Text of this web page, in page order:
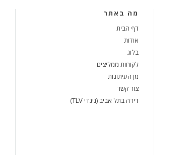
מה באתר
דף הבית
אודות
בלוג
לקוחות ממליצים
מן העיתונות
צור קשר
דירה בתל אביב (גינדי TLV)